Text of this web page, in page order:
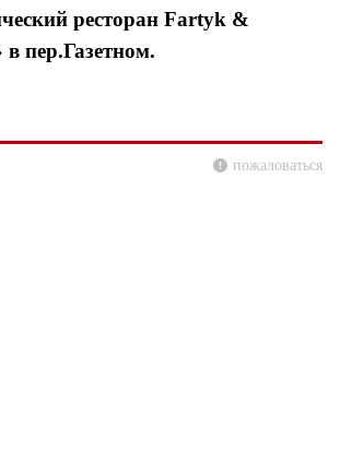
ресторан Fartyk &
пер.Газетном.
пожаловаться